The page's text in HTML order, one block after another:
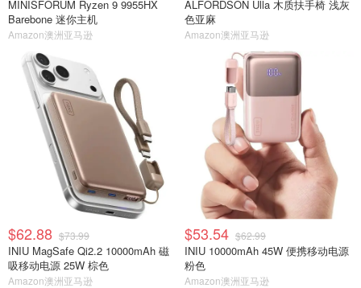
MINISFORUM Ryzen 9 9955HX
Barebone 迷你主机
Amazon澳洲亚马逊
ALFORDSON Ulla 木质扶手椅 浅灰
色亚麻
Amazon澳洲亚马逊
$62.88 $73.99
INIU MagSafe Qi2.2 10000mAh 磁
吸移动电源 25W 棕色
Amazon澳洲亚马逊
$53.54 $62.99
INIU 10000mAh 45W 便携移动电源
粉色
Amazon澳洲亚马逊